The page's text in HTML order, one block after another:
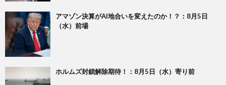
アマゾン決算がAI地合いを変えたのか！？：8月5日
（水）前場
ホルムズ封鎖解除期待！：8月5日（水）寄り前